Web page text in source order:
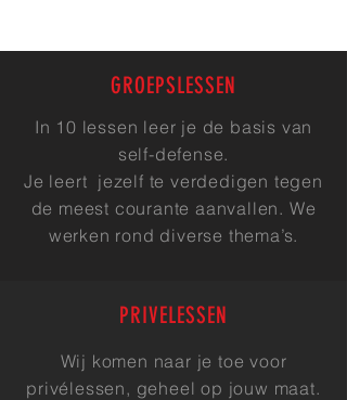
GROEPSLESSEN
In 10 lessen leer je de basis van
self-defense.
Je leert jezelf te verdedigen tegen
de meest courante aanvallen. We
werken rond diverse thema’s.
PRIVELESSEN
Wij komen naar je toe voor
privélessen, geheel op jouw maat.